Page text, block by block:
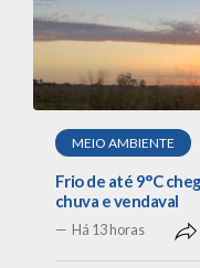
MEIO AMBIENTE
Frio de até 9°C
chuva e vendaval
Há 13 horas